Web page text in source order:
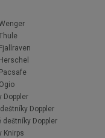
Doppler
Doppler
deštníky Doppler
Knirps